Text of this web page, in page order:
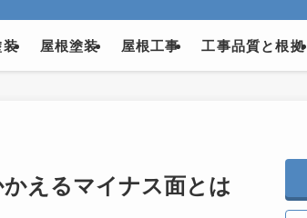
装 屋根塗装 屋根工事 工事品質と根拠
えるマイナス面とは